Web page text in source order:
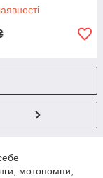
мотопомпи,